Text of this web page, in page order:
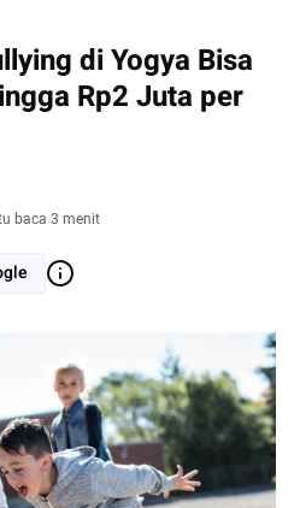
di Yogya Bisa
Rp2 Juta per
baca 3 menit